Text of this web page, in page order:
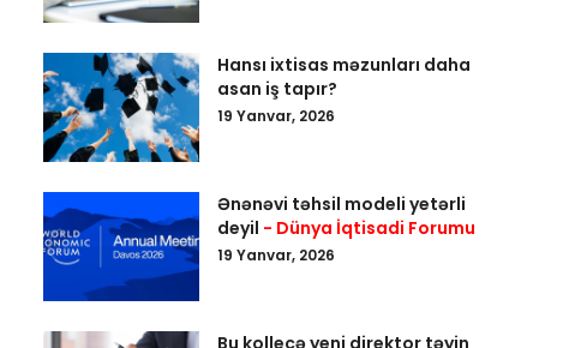
Hansı ixtisas məzunları daha
asan iş tapır?
19 Yanvar, 2026
Ənənəvi təhsil modeli yetərli
deyil - Dünya İqtisadi Forumu
19 Yanvar, 2026